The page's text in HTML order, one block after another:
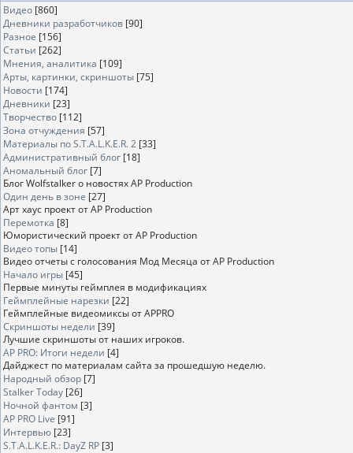
Видео [860]
Дневники разработчиков [90]
Разное [156]
Статьи [262]
Мнения, аналитика [109]
Арты, картинки, скриншоты [75]
Новости [174]
Дневники [23]
Творчество [112]
Зона отчуждения [57]
Материалы по S.T.A.L.K.E.R. 2 [33]
Административный блог [18]
Аномальный блог [7]
Блог Wolfstalker о новостях AP Production
Один день в зоне [27]
Арт хаус проект от AP Production
Перемотка [8]
Юмористический проект от AP Production
Видео топы [14]
Видео отчеты с голосования Мод Месяца от AP Production
Начало игры [45]
Первые минуты геймплея в модификациях
Геймплейные нарезки [22]
Геймплейные видеомиксы от APPRO
Скриншоты недели [39]
Лучшие скриншоты от наших игроков.
AP PRO: Итоги недели [4]
Дайджест по материалам сайта за прошедшую неделю.
Народный обзор [7]
Stalker Today [26]
Ночной фантом [3]
AP PRO Live [91]
Интервью [23]
S.T.A.L.K.E.R.: DayZ RP [3]